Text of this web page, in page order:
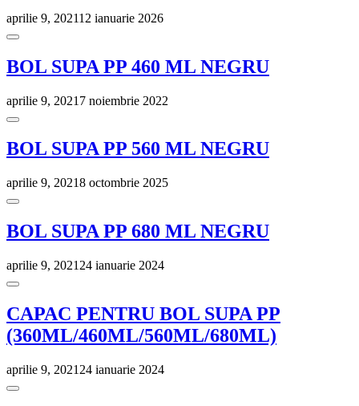
aprilie 9, 202112 ianuarie 2026
BOL SUPA PP 460 ML NEGRU
aprilie 9, 2021 7 noiembrie 2022
BOL SUPA PP 560 ML NEGRU
aprilie 9, 20218 octombrie 2025
BOL SUPA PP 680 ML NEGRU
aprilie 9, 2021 24 ianuarie 2024
CAPAC PENTRU BOL SUPA PP
(360ML/460ML/560ML/680ML)
aprilie 9, 2021 24 ianuarie 2024